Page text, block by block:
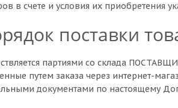
в счете и условия их приобретения
поставки
партиями со склада
путем заказа через интернет-
документами по настоящему